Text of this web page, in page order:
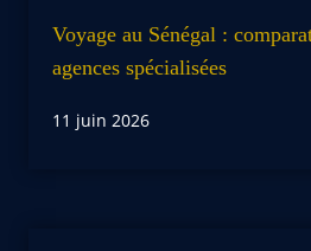
Voyage au Sénégal :
agences spécialisées
11 juin 2026